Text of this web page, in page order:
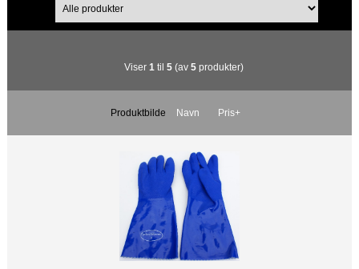
Viser 1 til 5(av 5produkter)
Produktbilde Navn Pris+